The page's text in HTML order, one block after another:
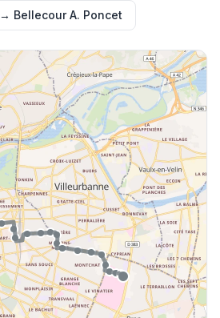
→ Bellecour A. Poncet